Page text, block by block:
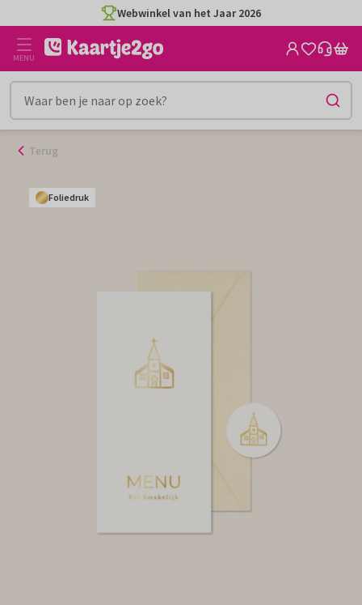
naar
inhoud
Webwinkel van het Jaar 2026
MENU
Terug
Foliedruk
Foliedruk
Foliedruk